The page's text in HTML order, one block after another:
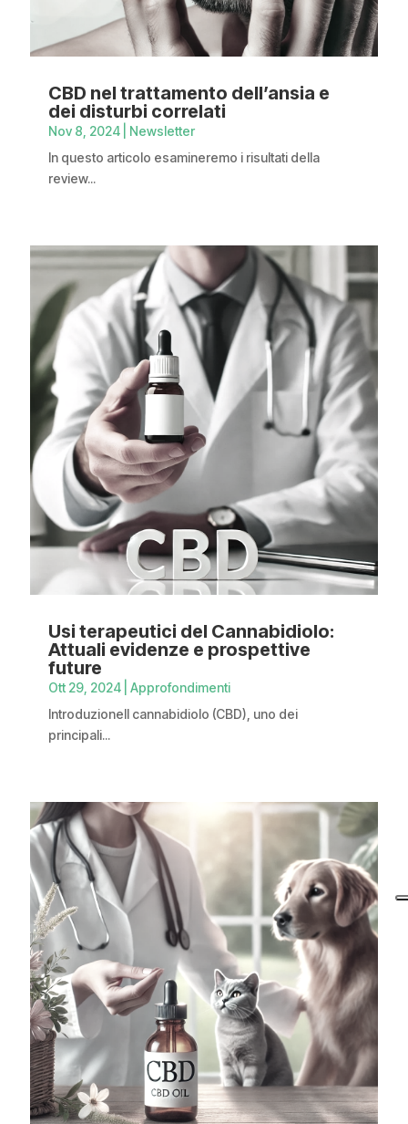
CBD nel trattamento dell’ansia e
dei disturbi correlati
Nov 8, 2024| Newsletter
In questo articolo esamineremo i risultati della
review...
Usi terapeutici del Cannabidiolo:
Attuali evidenze e prospettive
future
Ott 29, 2024| Approfondimenti
IntroduzioneIl cannabidiolo (CBD), uno dei
principali...